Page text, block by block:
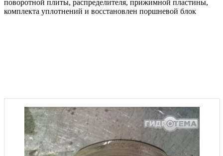
поворотной плиты, распределителя, прижимной пластины,
комплекта уплотнений и восстановлен поршневой блок